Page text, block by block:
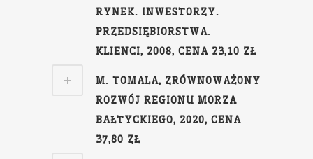
RYNEK. INWESTORZY.
PRZEDSIĘBIORSTWA.
KLIENCI, 2008, CENA 23,10 ZŁ
M. TOMALA, ZRÓWNOWAŻONY
ROZWÓJ REGIONU MORZA
BAŁTYCKIEGO, 2020, CENA
37,80 ZŁ